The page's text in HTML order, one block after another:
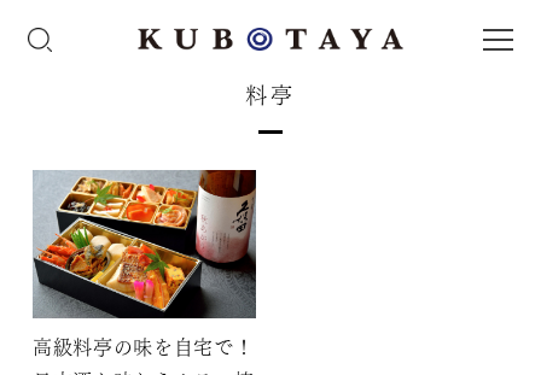
料亭
高級料亭の味を自宅で！